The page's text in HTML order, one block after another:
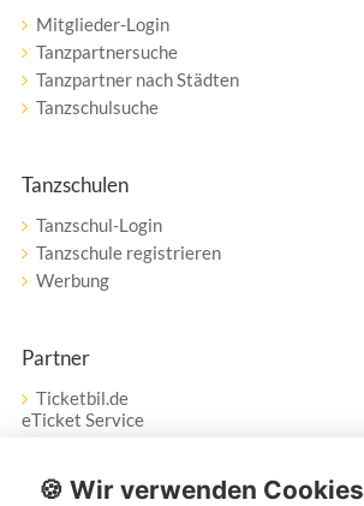
Mitglieder-Login
Tanzpartnersuche
Tanzpartner nach Städten
Tanzschulsuche
Tanzschulen
Tanzschul-Login
Tanzschule registrieren
Werbung
Partner
Ticketbil.de
eTicket Service
Vertrag widerrufen
🍪 Wir verwenden Cookies